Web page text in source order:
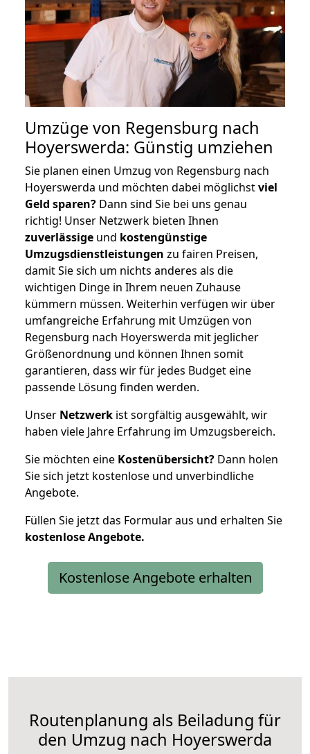
Umzüge von Regensburg nach
Hoyerswerda: Günstig umziehen
Sie planen einen Umzug von Regensburg nach
Hoyerswerda und möchten dabei möglichstviel
Geld sparen? Dann sind Sie bei uns genau
richtig! Unser Netzwerk bieten Ihnen
zuverlässige und kostengünstige
Umzugsdienstleistungen zu fairen Preisen,
damit Sie sich um nichts anderes als die
wichtigen Dinge in Ihrem neuen Zuhause
kümmern müssen. Weiterhin verfügen wir über
umfangreiche Erfahrung mit Umzügen von
Regensburg nach Hoyerswerda mit jeglicher
Größenordnung und können Ihnen somit
garantieren, dass wir für jedes Budget eine
passende Lösung finden werden.
Unser Netzwerk ist sorgfältig ausgewählt, wir
haben viele Jahre Erfahrung im Umzugsbereich.
Sie möchten eine Kostenübersicht? Dann holen
Sie sich jetzt kostenlose und unverbindliche
Angebote.
Füllen Sie jetzt das Formular aus und erhalten Sie
kostenloseAngebote.
Kostenlose Angebote erhalten
Routenplanung als Beiladung für
den Umzug nach Hoyerswerda